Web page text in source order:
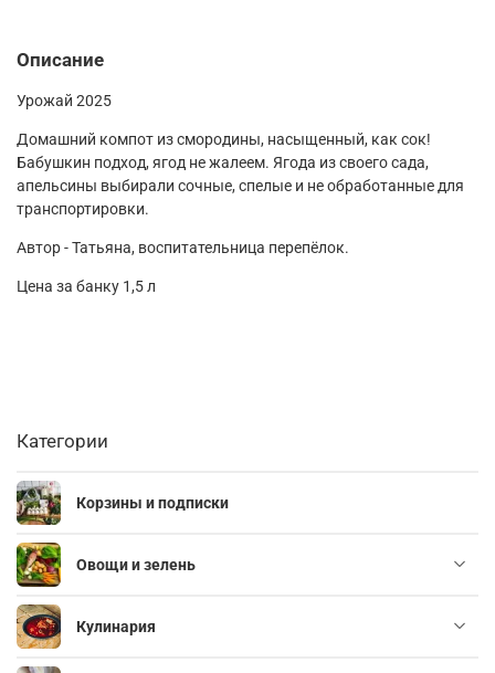
Описание
Урожай 2025
Домашний компот из смородины, насыщенный, как сок!
Бабушкин подход, ягод не жалеем. Ягода из своего сада,
апельсины выбирали сочные, спелые и не обработанные для
транспортировки.
Автор - Татьяна, воспитательница перепëлок.
Цена за банку 1,5 л
Категории
Корзины и подписки
Овощи и зелень
Кулинария